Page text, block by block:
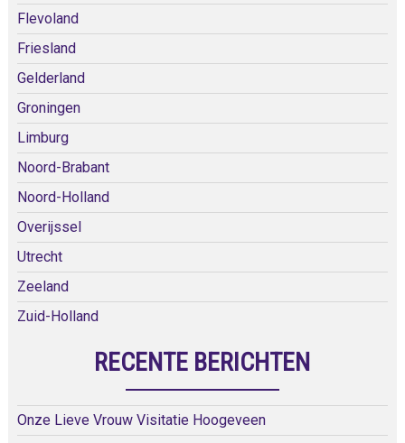
Flevoland
Friesland
Gelderland
Groningen
Limburg
Noord-Brabant
Noord-Holland
Overijssel
Utrecht
Zeeland
Zuid-Holland
RECENTE BERICHTEN
Onze Lieve Vrouw Visitatie Hoogeveen